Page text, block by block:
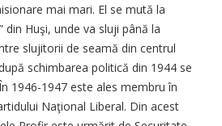
mai mari. El se mută la
din Huşi, unde va sluji până la
slujitorii de seamă din centrul
schimbarea politică din 1944 se
1946-1947 este ales membru în
Naţional Liberal. Din acest